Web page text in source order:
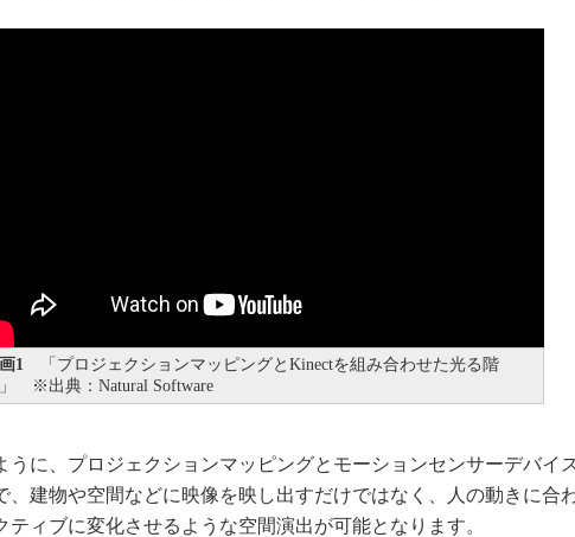
1「プロジェクションマッピングとKinectを組み合わせた光る階
※出典：Natural Software
に、プロジェクションマッピングとモーションセンサーデバイ
、建物や空間などに映像を映し出すだけではなく、人の動きに合
ティブに変化させるような空間演出が可能となります。